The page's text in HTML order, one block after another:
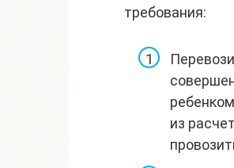
требования:
из